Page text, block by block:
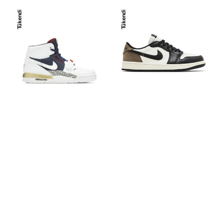
Nike
Jordan
Dream
Team
Tükendi
Nike
Jordan
Mocha
Tükendi